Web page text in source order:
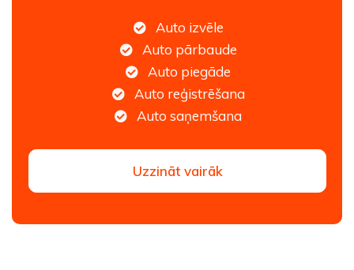
Auto izvēle
Auto pārbaude
Auto piegāde
Auto reģistrēšana
Auto saņemšana
Uzzināt vairāk